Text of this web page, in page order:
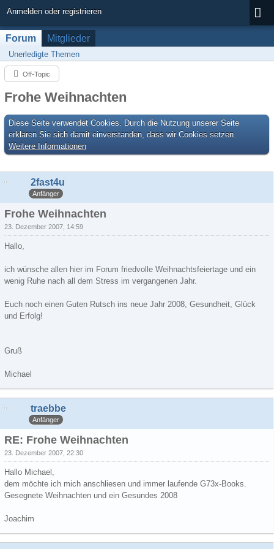
Anmelden oder registrieren
Forum Mitglieder
Unerledigte Themen
Off-Topic
Frohe Weihnachten
Diese Seite verwendet Cookies. Durch die Nutzung unserer Seite
erklären Sie sich damit einverstanden, dass wir Cookies setzen.
Weitere Informationen
2fast4u
Anfänger
Frohe Weihnachten
23. Dezember 2007, 14:59
Hallo,
ich wünsche allen hier im Forum friedvolle Weihnachtsfeiertage und ein
wenig Ruhe nach all dem Stress im vergangenen Jahr.
Euch noch einen Guten Rutsch ins neue Jahr 2008, Gesundheit, Glück
und Erfolg!
Gruß
Michael
traebbe
Anfänger
RE: Frohe Weihnachten
23. Dezember 2007, 22:30
Hallo Michael,
dem möchte ich mich anschliesen und immer laufende G73x-Books.
Gesegnete Weihnachten und ein Gesundes 2008
Joachim